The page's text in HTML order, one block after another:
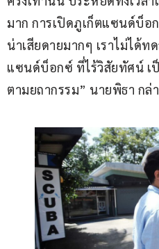
มาก การเปิดภูเก็ตแซนด์บ็อ
น่าเสียดายมากๆ เราไม่ได้ท
แซนด์บ็อกซ์ ที่ไร้วิสัยทัศน์
ตามยถากรรม” นายพิธา กล่